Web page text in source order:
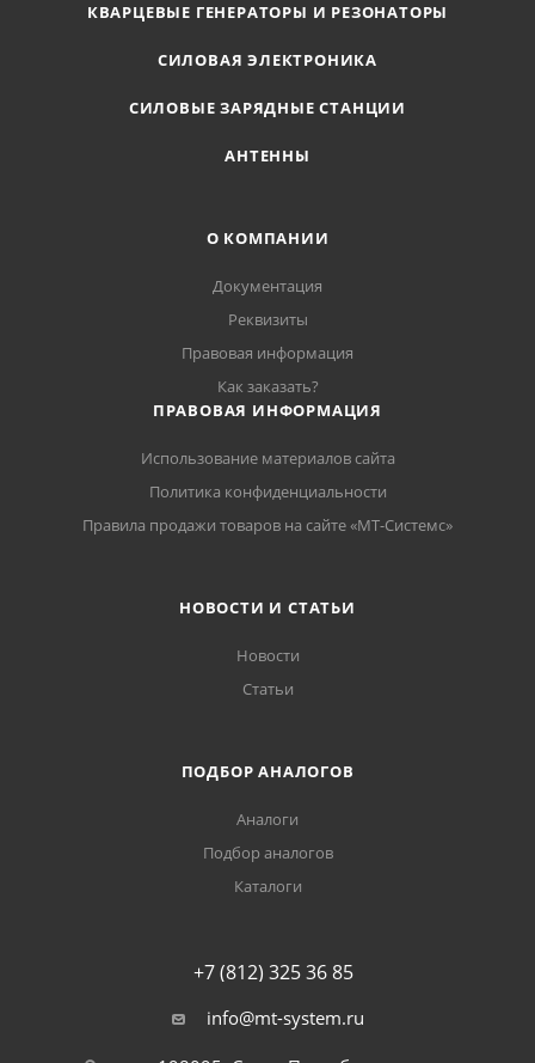
КВАРЦЕВЫЕ ГЕНЕРАТОРЫ И РЕЗОНАТОРЫ
СИЛОВАЯ ЭЛЕКТРОНИКА
СИЛОВЫЕ ЗАРЯДНЫЕ СТАНЦИИ
АНТЕННЫ
О КОМПАНИИ
Документация
Реквизиты
Правовая информация
Как заказать?
ПРАВОВАЯ ИНФОРМАЦИЯ
Использование материалов сайта
Политика конфиденциальности
Правила продажи товаров на сайте «МТ-Системс»
НОВОСТИ И СТАТЬИ
Новости
Статьи
ПОДБОР АНАЛОГОВ
Аналоги
Подбор аналогов
Каталоги
+7 (812) 325 36 85
info@mt-system.ru